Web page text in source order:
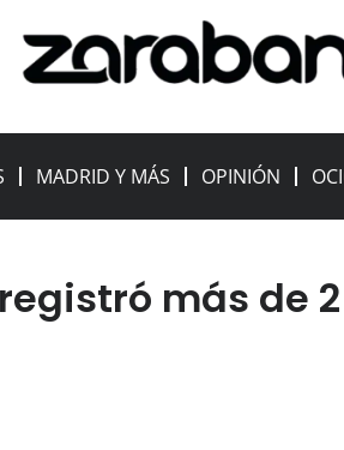
MADRID Y MÁS OPINIÓN
más de 2